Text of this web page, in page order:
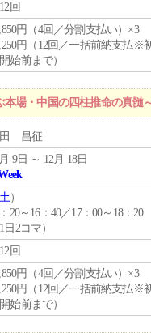
回
円（4回／分割支払い）×3
円（12回／一括前納支払※
始前まで）
場・中国の四柱推命の真髄
昌征
9日 ～ 12月 18日
土）
20～16：40／17：00～18：20
1日2コマ）
回
円（4回／分割支払い）×3
円（12回／一括前納支払※
始前まで）